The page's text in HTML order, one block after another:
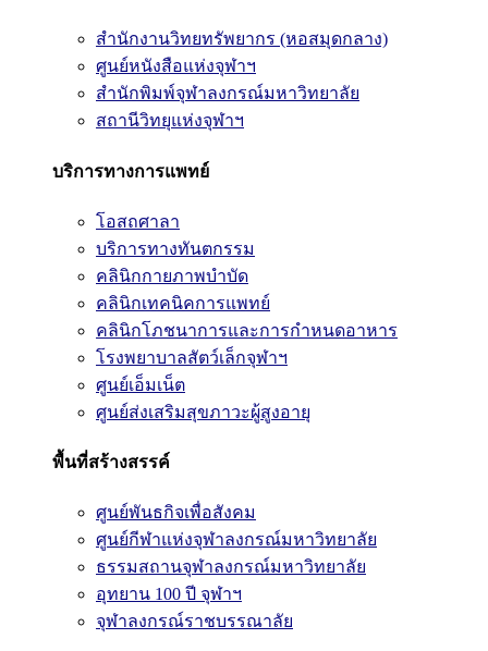
สำนักงานวิทยทรัพยากร (หอสมุดกลาง)
ศูนย์หนังสือแห่งจุฬาฯ
สำนักพิมพ์จุฬาลงกรณ์มหาวิทยาลัย
สถานีวิทยุแห่งจุฬาฯ
บริการทางการแพทย์
โอสถศาลา
บริการทางทันตกรรม
คลินิกกายภาพบำบัด
คลินิกเทคนิคการแพทย์
คลินิกโภชนาการและการกำหนดอาหาร
โรงพยาบาลสัตว์เล็กจุฬาฯ
ศูนย์เอ็มเน็ต
ศูนย์ส่งเสริมสุขภาวะผู้สูงอายุ
พื้นที่สร้างสรรค์
ศูนย์พันธกิจเพื่อสังคม
ศูนย์กีฬาแห่งจุฬาลงกรณ์มหาวิทยาลัย
ธรรมสถานจุฬาลงกรณ์มหาวิทยาลัย
อุทยาน 100 ปี จุฬาฯ
จุฬาลงกรณ์ราชบรรณาลัย